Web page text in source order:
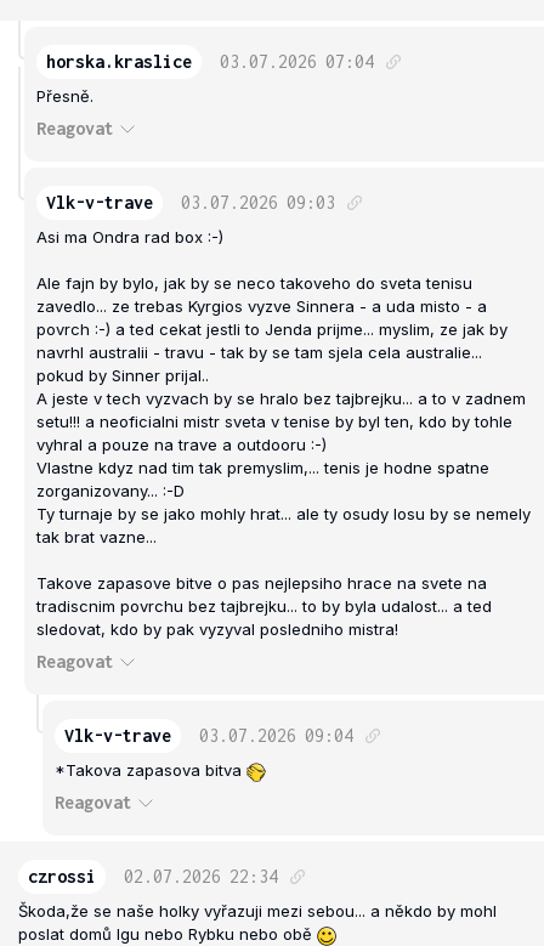
horska.kraslice 03.07.2026 07:04
Přesně.
Reagovat
Vlk-v-trave 03.07.2026 09:03
Asi ma Ondra rad box :-)
Ale fajn by bylo, jak by se neco takoveho do sveta tenisu
zavedlo... ze trebas Kyrgios vyzve Sinnera - a uda misto - a
povrch :-) a ted cekat jestli to Jenda prijme... myslim, ze jak by
navrhl australii - travu - tak by se tam sjela cela australie...
pokud by Sinner prijal..
A jeste v tech vyzvach by se hralo bez tajbrejku... a to v zadnem
setu!!! a neoficialni mistr sveta v tenise by byl ten, kdo by tohle
vyhral a pouze na trave a outdooru :-)
Vlastne kdyz nad tim tak premyslim,... tenis je hodne spatne
zorganizovany... :-D
Ty turnaje by se jako mohly hrat... ale ty osudy losu by se nemely
tak brat vazne...
Takove zapasove bitve o pas nejlepsiho hrace na svete na
tradiscnim povrchu bez tajbrejku... to by byla udalost... a ted
sledovat, kdo by pak vyzyval posledniho mistra!
Reagovat
Vlk-v-trave 03.07.2026 09:04
*Takova zapasova bitva
Reagovat
czrossi 02.07.2026 22:34
Škoda,že se naše holky vyřazuji mezi sebou... a někdo by mohl
poslat domů Igu nebo Rybku nebo obě